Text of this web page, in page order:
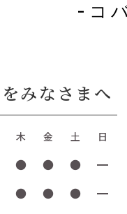
-コ
みなさまへ
木 金 土 日
● ● ● ━
● ● ● ━